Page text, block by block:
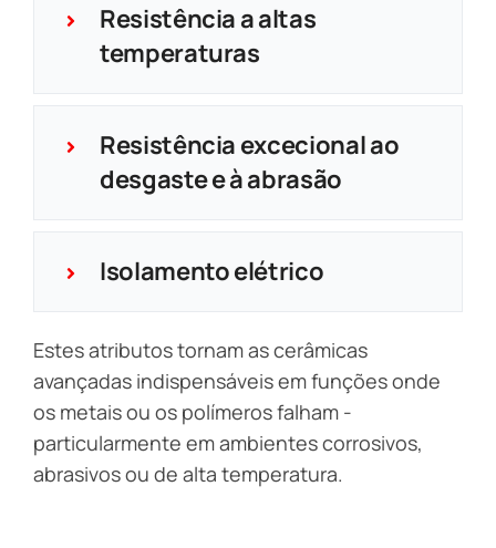
Resistência a altas
temperaturas
Resistência excecional ao
desgaste e à abrasão
Isolamento elétrico
Estes atributos tornam as cerâmicas
avançadas indispensáveis em funções onde
os metais ou os polímeros falham -
particularmente em ambientes corrosivos,
abrasivos ou de alta temperatura.